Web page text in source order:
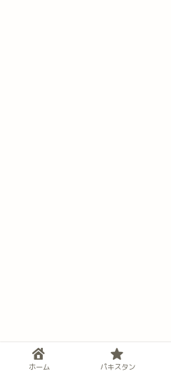
ホーム パキスタン